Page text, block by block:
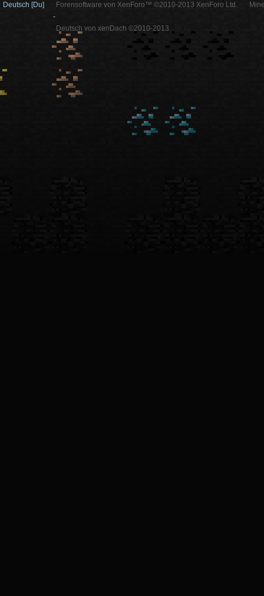
Deutsch [Du]
Forensoftware von XenForo™ ©2010-2013 XenForo Ltd.
-
Deutsch von xenDach ©2010-2013